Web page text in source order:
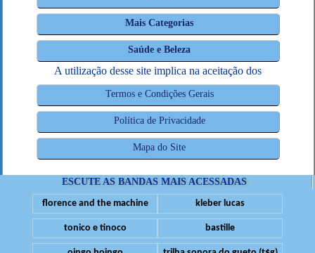
Mais Categorias
Saúde e Beleza
A utilização desse site implica na aceitação dos
Termos e Condições Gerais
Política de Privacidade
Mapa do Site
ESCUTE AS BANDAS MAIS ACESSADAS
florence and the machine kleber lucas
tonico e tinoco bastille